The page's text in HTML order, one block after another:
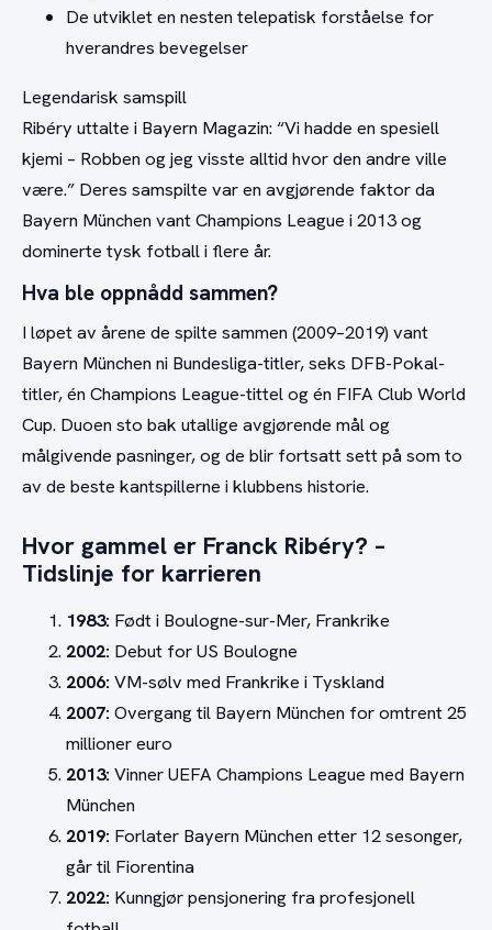
De utviklet en nesten telepatisk forståelse for
hverandres bevegelser
Legendarisk samspill
Ribéry uttalte i Bayern Magazin: “Vi hadde en spesiell
kjemi – Robben og jeg visste alltid hvor den andre ville
være.” Deres samspilte var en avgjørende faktor da
Bayern München vant Champions League i 2013 og
dominerte tysk fotball i flere år.
Hva ble oppnådd sammen?
I løpet av årene de spilte sammen (2009–2019) vant
Bayern München ni Bundesliga-titler, seks DFB-Pokal-
titler, én Champions League-tittel og én FIFA Club World
Cup. Duoen sto bak utallige avgjørende mål og
målgivende pasninger, og de blir fortsatt sett på som to
av de beste kantspillerne i klubbens historie.
Hvor gammel er Franck Ribéry? –
Tidslinje for karrieren
1983: Født i Boulogne-sur-Mer, Frankrike
2002: Debut for US Boulogne
2006: VM-sølv med Frankrike i Tyskland
2007: Overgang til Bayern München for omtrent 25
millioner euro
2013: Vinner UEFA Champions League med Bayern
München
2019: Forlater Bayern München etter 12 sesonger,
går til Fiorentina
2022: Kunngjør pensjonering fra profesjonell